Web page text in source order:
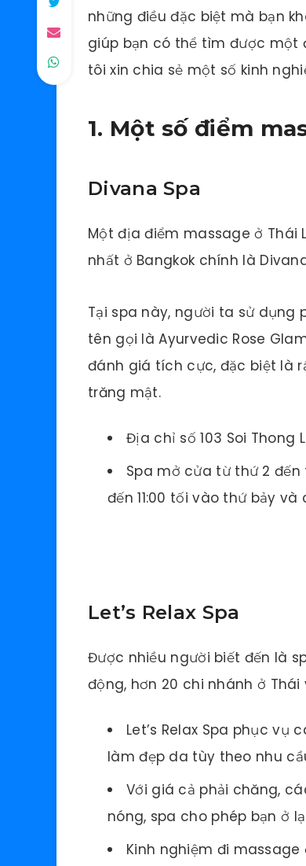
những điều đặc biệt mà bạn
giúp bạn có thể tìm được
tôi xin chia sẻ một số kinh
1. Một số điểm
Divana Spa
Một địa điểm massage ở Thái
nhất ở Bangkok chính là
Tại spa này, người ta sử dụng
tên gọi là Ayurvedic Rose
đánh giá tích cực, đặc biệt là
trăng mật.
Địa chỉ số 103 Soi Thong
Spa mở cửa từ thứ 2 đến
đến 11:00 tối vào thứ bảy và
Let’s Relax Spa
Được nhiều người biết đến là
động, hơn 20 chi nhánh ở
Let’s Relax Spa phục
làm đẹp da tùy theo nhu
Với giá cả phải chăng,
nóng, spa cho phép bạn ở
Kinh nghiệm đi